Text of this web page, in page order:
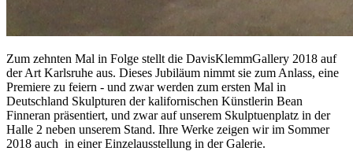
Zum zehnten Mal in Folge stellt die DavisKlemmGallery 2018 auf
der Art Karlsruhe aus. Dieses Jubiläum nimmt sie zum Anlass, eine
Premiere zu feiern - und zwar werden zum ersten Mal in
Deutschland Skulpturen der kalifornischen Künstlerin Bean
Finneran präsentiert, und zwar auf unserem Skulptuenplatz in der
Halle 2 neben unserem Stand. Ihre Werke zeigen wir im Sommer
2018 auch in einer Einzelausstellung in der Galerie.